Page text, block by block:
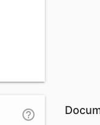
help_outline